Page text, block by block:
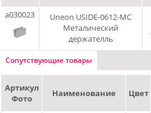
a030023
Uneon USIDE-0612-MC
Металический
держателль
Сопутствующие товары
Артикул
Фото
Наименование Цвет